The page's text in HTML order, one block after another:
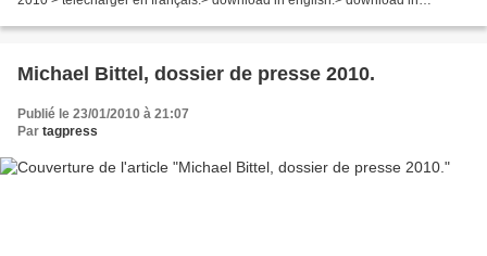
Michael Bittel, dossier de presse 2010.
Publié le 23/01/2010 à 21:07
Par tagpress